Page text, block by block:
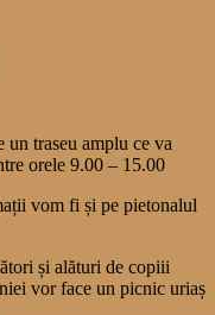
traseu amplu ce va
orele 9.00 – 15.00
vom fi și pe pietonalul
și alături de copiii
vor face un picnic uriaș